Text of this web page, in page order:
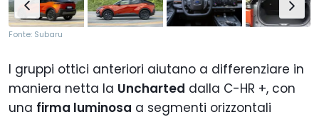
Fonte: Subaru
I gruppi ottici anteriori aiutano a differenziare in
maniera netta la Uncharted dalla C-HR +, con
una firma luminosa a segmenti orizzontali